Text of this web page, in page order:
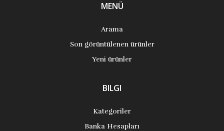
MENÜ
Arama
Son görüntülenen ürünler
Yeni ürünler
BILGI
Kategoriler
Banka Hesapları